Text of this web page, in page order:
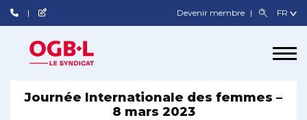
Devenir membre
Journée Internationale des femmes –
8 mars 2023